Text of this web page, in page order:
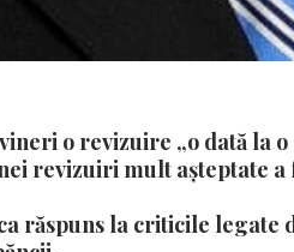
o revizuire „o dată la
revizuiri mult așteptate a
răspuns la criticile